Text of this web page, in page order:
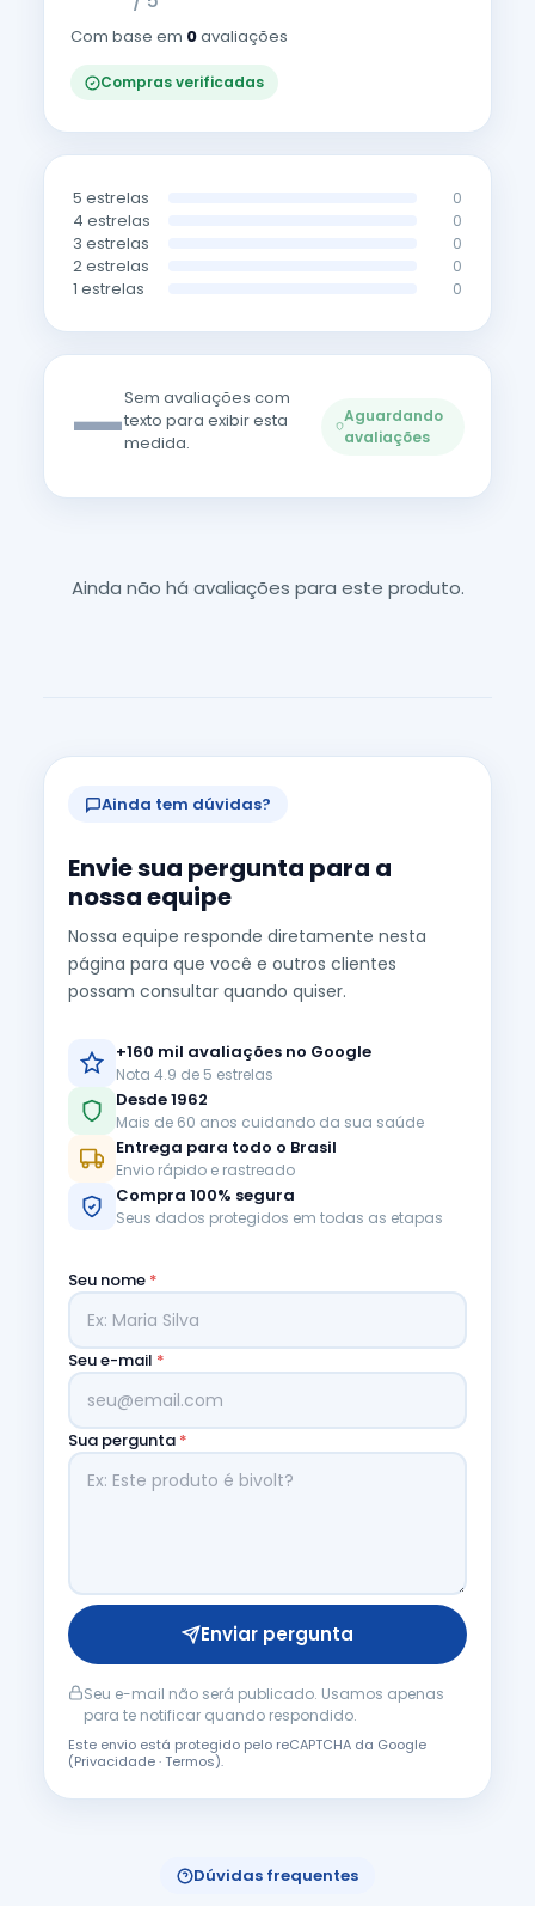
Com base em 0avaliações
Compras verificadas
5 estrelas 0
4 estrelas 0
3 estrelas 0
2 estrelas 0
1 estrelas 0
—Sem avaliações com
texto para exibir esta
medida.
Aguardando
avaliações
Ainda não há avaliações para este produto.
Ainda tem dúvidas?
Envie sua pergunta para a
nossa equipe
Nossa equipe responde diretamente nesta
página para que você e outros clientes
possam consultar quando quiser.
+160 mil avaliações no Google
Nota 4.9 de 5 estrelas
Desde 1962
Mais de 60 anos cuidando da sua saúde
Entrega para todo o Brasil
Envio rápido e rastreado
Compra 100% segura
Seus dados protegidos em todas as etapas
Seu nome *
Seu e-mail *
Sua pergunta *
Enviar pergunta
Seu e-mail não será publicado. Usamos apenas
para te notificar quando respondido.
Este envio está protegido pelo reCAPTCHA da Google
(Privacidade·Termos).
Dúvidas frequentes